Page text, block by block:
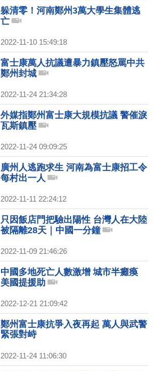
躲清零！河南鄭州3萬大學生集體逃
亡
2022-11-10 15:49:18
富士康萬人抗議遭暴力鎮壓怒罵中共
鄭州封城
2022-11-24 21:34:28
外媒指鄭州富士康大規模抗議 警催淚
瓦斯鎮壓
2022-11-24 09:09:25
廣州人逃跑求生 河南為富士康招工令
每村出一人
2022-11-11 22:24:12
只因飯店門把驗出陽性 台灣人在大陸
被隔離28天｜中國一分鐘
2022-11-09 21:46:26
中國多地死亡人數激增 城市半癱瘓
美國提援助
2022-12-21 21:09:42
鄭州富士康抗爭入夜再起 萬人與武警
緊張對峙
2022-11-24 11:06:30